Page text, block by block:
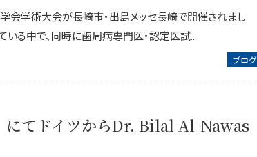
会学術大会が長崎市・出島メッセ長崎で開催されまし
る中で、同時に歯周病専門医・認定医試...
ブログ
にてドイツからDr. Bilal Al-Nawas